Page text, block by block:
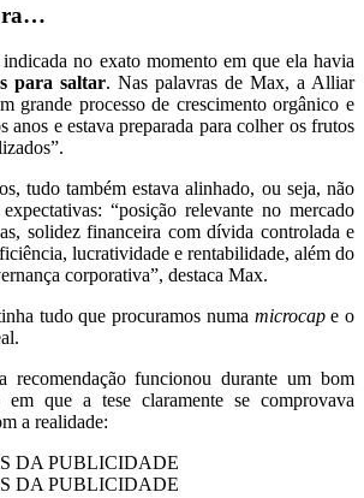
no exato momento em que ela havia
para saltar. Nas palavras de Max, a Alliar
grande processo de crescimento orgânico e
anos e estava preparada para colher os frutos
tudo também estava alinhado, ou seja, não
“posição relevante no mercado
solidez financeira com dívida controlada e
lucratividade e rentabilidade, além do
corporativa”, destaca Max.
tudo que procuramos numa microcape o
recomendação funcionou durante um bom
que a tese claramente se comprovava
a realidade:
DA PUBLICIDADE
DA PUBLICIDADE